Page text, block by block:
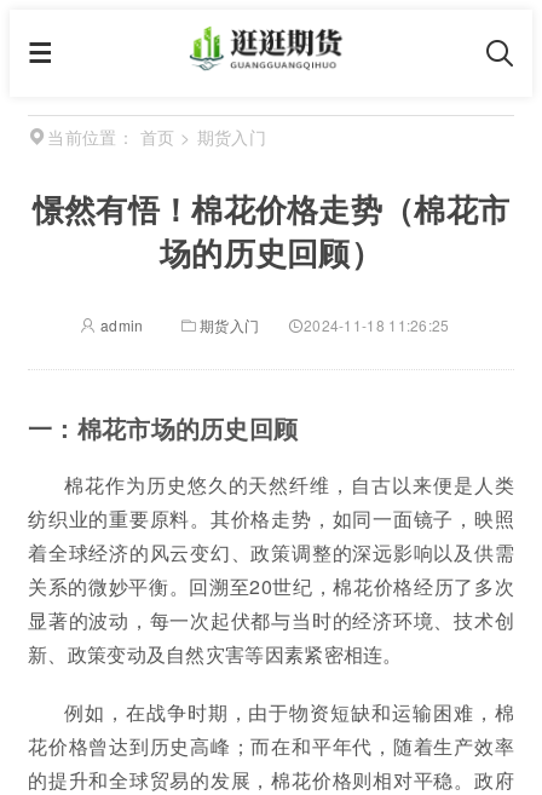
当前位置： 首页 > 期货入门
憬然有悟！棉花价格走势（棉花市
场的历史回顾）
admin 期货入门 2024-11-18 11:26:25
一：棉花市场的历史回顾
棉花作为历史悠久的天然纤维，自古以来便是人类
纺织业的重要原料。其价格走势，如同一面镜子，映照
着全球经济的风云变幻、政策调整的深远影响以及供需
关系的微妙平衡。回溯至20世纪，棉花价格经历了多次
显著的波动，每一次起伏都与当时的经济环境、技术创
新、政策变动及自然灾害等因素紧密相连。
例如，在战争时期，由于物资短缺和运输困难，棉
花价格曾达到历史高峰；而在和平年代，随着生产效率
的提升和全球贸易的发展，棉花价格则相对平稳。政府